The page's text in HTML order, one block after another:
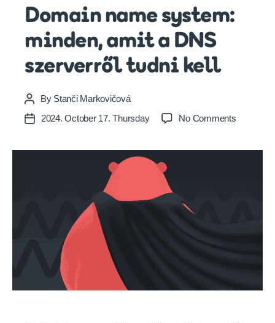
Domain name system:
minden, amit a DNS
szerverről tudni kell
Post
author
By Stanči Markovičová
Post2024. October 17. Thursday No Commentson
szerverről